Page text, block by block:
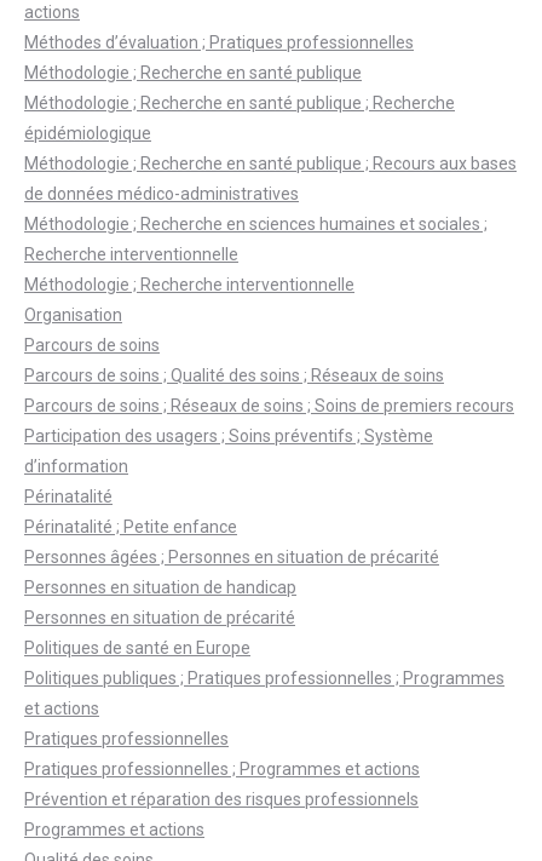
actions
Méthodes d’évaluation ; Pratiques professionnelles
Méthodologie ; Recherche en santé publique
Méthodologie ; Recherche en santé publique ; Recherche
épidémiologique
Méthodologie ; Recherche en santé publique ; Recours aux bases
de données médico-administratives
Méthodologie ; Recherche en sciences humaines et sociales ;
Recherche interventionnelle
Méthodologie ; Recherche interventionnelle
Organisation
Parcours de soins
Parcours de soins ; Qualité des soins ; Réseaux de soins
Parcours de soins ; Réseaux de soins ; Soins de premiers recours
Participation des usagers ; Soins préventifs ; Système
d’information
Périnatalité
Périnatalité ; Petite enfance
Personnes âgées ; Personnes en situation de précarité
Personnes en situation de handicap
Personnes en situation de précarité
Politiques de santé en Europe
Politiques publiques ; Pratiques professionnelles ; Programmes
et actions
Pratiques professionnelles
Pratiques professionnelles ; Programmes et actions
Prévention et réparation des risques professionnels
Programmes et actions